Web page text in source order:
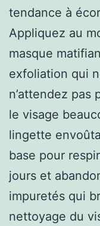
tendance à
Appliquez au
masque
exfoliation qui
n’attendez pas
le visage
lingette
base pour
jours et
impuretés qui
nettoyage du